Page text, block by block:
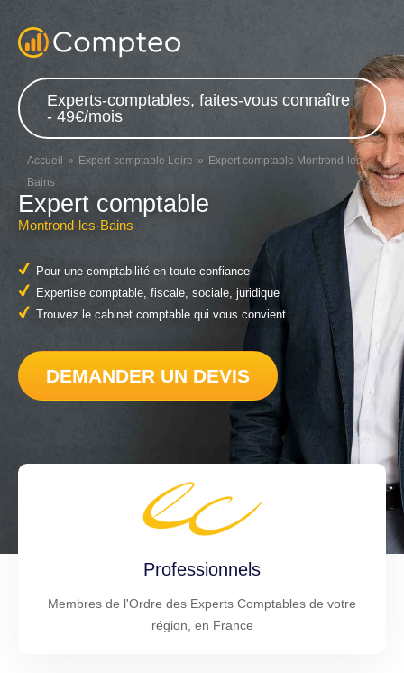
Experts-comptables, faites-vous connaître
- 49€/mois
Accueil Expert-comptable Loire
Expert comptable Montrond-les-
Bains
Expert comptable
Montrond-les-Bains
Pour une comptabilité en toute confiance
Expertise comptable, fiscale, sociale, juridique
Trouvez le cabinet comptable qui vous convient
DEMANDER UN DEVIS
Professionnels
Membres de l'Ordre des Experts Comptables de votre
région, en France